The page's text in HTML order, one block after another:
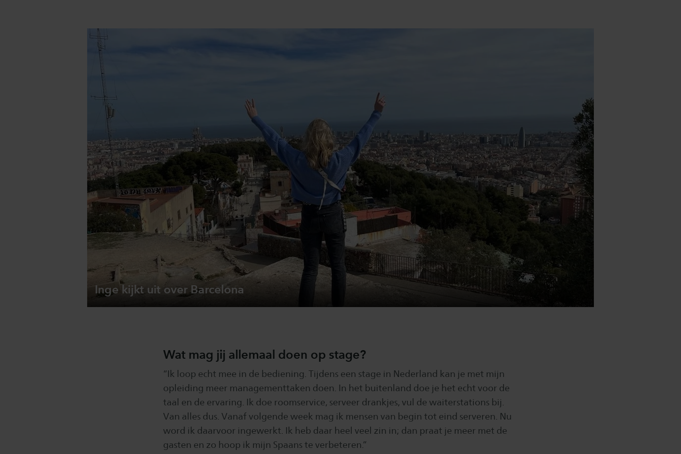
Inge kijkt uit over Barcelona
Wat mag jij allemaal doen op stage?
“Ik loop echt mee in de bediening. Tijdens een stage in Nederland kan je met mijn
opleiding meer managementtaken doen. In het buitenland doe je het echt voor de
taal en de ervaring. Ik doe roomservice, serveer drankjes, vul de waiterstations bij.
Van alles dus. Vanaf volgende week mag ik mensen van begin tot eind serveren. Nu
word ik daarvoor ingewerkt. Ik heb daar heel veel zin in; dan praat je meer met de
gasten en zo hoop ik mijn Spaans te verbeteren.”